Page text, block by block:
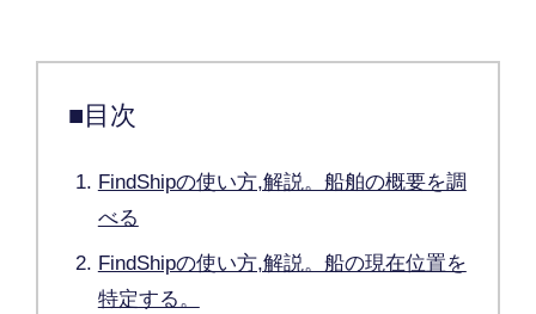
■目次
FindShipの使い方,解説。船舶の概要を調
べる
FindShipの使い方,解説。船の現在位置を
特定する。